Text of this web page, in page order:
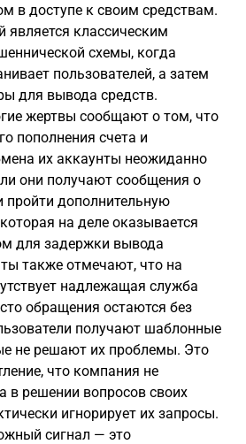
в доступе к своим средствам.
является классическим
схемы, когда
пользователей, а затем
для вывода средств.
жертвы сообщают о том, что
пополнения счета и
их аккаунты неожиданно
они получают сообщения о
пройти дополнительную
на деле оказывается
для задержки вывода
также отмечают, что на
надлежащая служба
обращения остаются без
получают шаблонные
не решают их проблемы. Это
что компания не
в решении вопросов своих
игнорирует их запросы.
сигнал — это